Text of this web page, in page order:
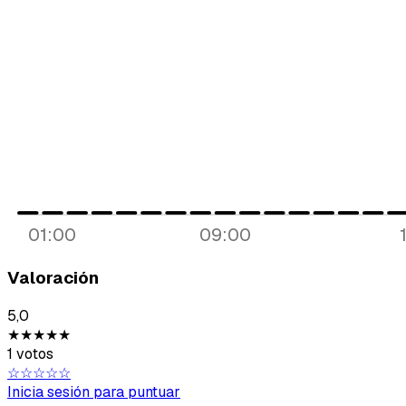
01:00 09:00
Valoración
5,0
★★★★★
1 votos
☆☆☆☆☆
Inicia sesión para puntuar